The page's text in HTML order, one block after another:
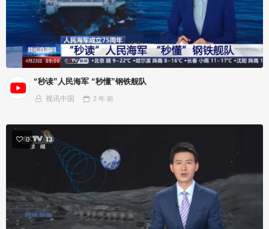
“秒读”人民海军 “秒懂”钢铁舰队
视讯中国 2 年 前
0